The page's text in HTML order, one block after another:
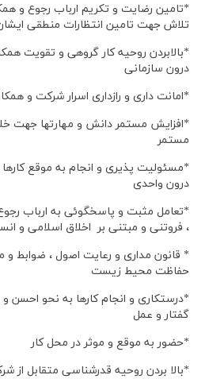
*تامین رضایت و تکریم ارباب رجوع و
تلاش جهت تامین انتظارات منطقی
*بالابردن روحیه کار گروهی و تقویت
درون سازمانی
*امانت داری و رازداری اسرار شرکت و
*افزایش مستمر دانش و مهارتها جهت
مستمر
*مسئولیت پذیری و انجام به موقع
درون واحدی
*تعامل مثبت و پاسخگوئی به ارباب رجوع
، فروتنی و مبتنی بر اخلاق اسلامی و
* قانون مداری و رعایت اصول ، ضوابط و
حفاظت محیط زیست
*درستکاری و انجام کارها به نحو احسن
گفتار و عمل
*حضور به موقع و موثر در محل کار
*بالا بردن روحیه قدرشناسی متقابل از